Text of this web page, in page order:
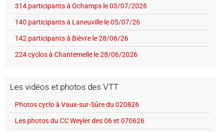
314 participants à Ochamps le 03/07/2026
140 participants à Laneuville le 05/07/26
142 participants à Bièvre le 28/06/26
224 cyclos à Chantemelle le 28/06/2026
Les vidéos et photos des VTT
Photos cyclo à Vaux-sur-Sûre du 020826
Les photos du CC Weyler des 06 et 070626